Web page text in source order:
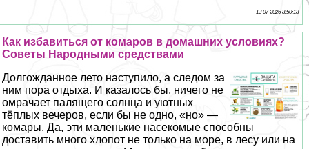
13 07 2026 8:50:18
Как избавиться от комаров в домашних условиях?
Советы Народными средствами
Долгожданное лето наступило, а следом за
ним пора отдыха. И казалось бы, ничего не
омрачает палящего солнца и уютных
тёплых вечеров, если бы не одно, «но» —
комары. Да, эти маленькие насекомые способны
доставить много хлопот не только на море, в лесу или на